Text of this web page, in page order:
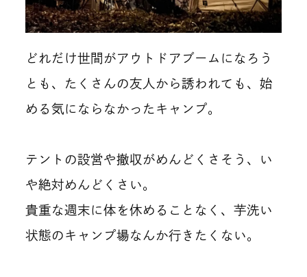
どれだけ世間がアウトドアブームになろう
とも、たくさんの友人から誘われても、始
める気にならなかったキャンプ。
テントの設営や撤収がめんどくさそう、い
や絶対めんどくさい。
貴重な週末に体を休めることなく、芋洗い
状態のキャンプ場なんか行きたくない。